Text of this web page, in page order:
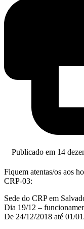
Publicado em 14
Fiquem atentas/os aos
CRP-03:
Sede do CRP em
Dia 19/12 –
De 24/12/2018 até 01/